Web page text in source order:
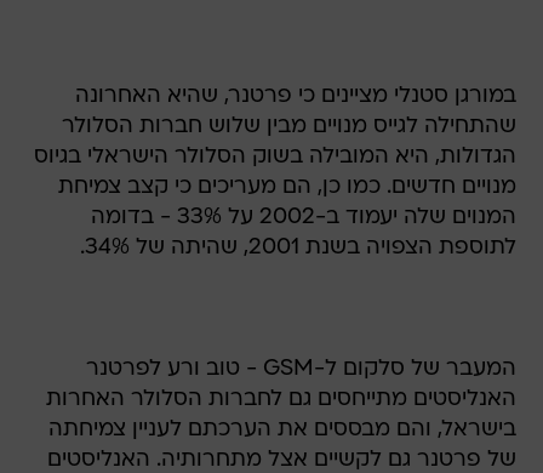
במורגן סטנלי מציינים כי פרטנר, שהיא האחרונה
שהתחילה לגייס מנויים מבין שלוש חברות הסלולר
הגדולות, היא המובילה בשוק הסלולר הישראלי בגיוס
מנויים חדשים. כמו כן, הם מעריכים כי קצב צמיחת
המנוים שלה יעמוד ב-2002 על 33% - בדומה
לתוספת הצפויה בשנת 2001, שהיתה של 34%.
המעבר של סלקום ל-GSM - טוב ורע לפרטנר
האנליסטים מתייחסים גם לחברות הסלולר האחרות
בישראל, והם מבססים את הערכתם לעניין צמיחתה
של פרטנר גם לקשיים אצל מתחרותיה. האנליסטים